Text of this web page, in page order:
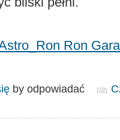
Ron
by odpowiadać